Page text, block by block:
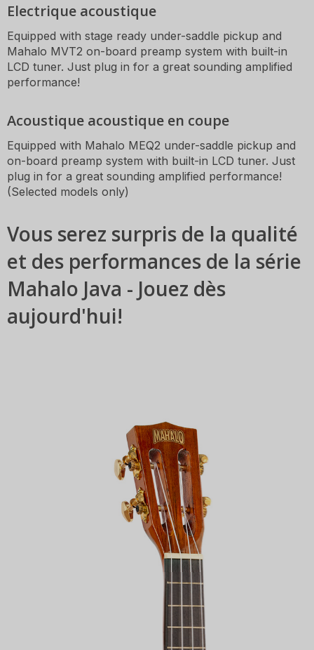
Electrique acoustique
Equipped with stage ready under-saddle pickup and
Mahalo MVT2 on-board preamp system with built-in
LCD tuner. Just plug in for a great sounding amplified
performance!
Acoustique acoustique en coupe
Equipped with Mahalo MEQ2 under-saddle pickup and
on-board preamp system with built-in LCD tuner. Just
plug in for a great sounding amplified performance!
(Selected models only)
Vous serez surpris de la qualité
et des performances de la série
Mahalo Java - Jouez dès
aujourd'hui!